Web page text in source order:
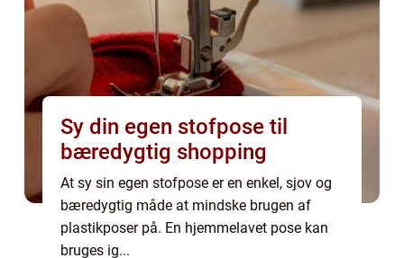
Sy din egen stofpose til
bæredygtig shopping
At sy sin egen stofpose er en enkel, sjov og
bæredygtig måde at mindske brugen af
plastikposer på. En hjemmelavet pose kan
bruges ig...